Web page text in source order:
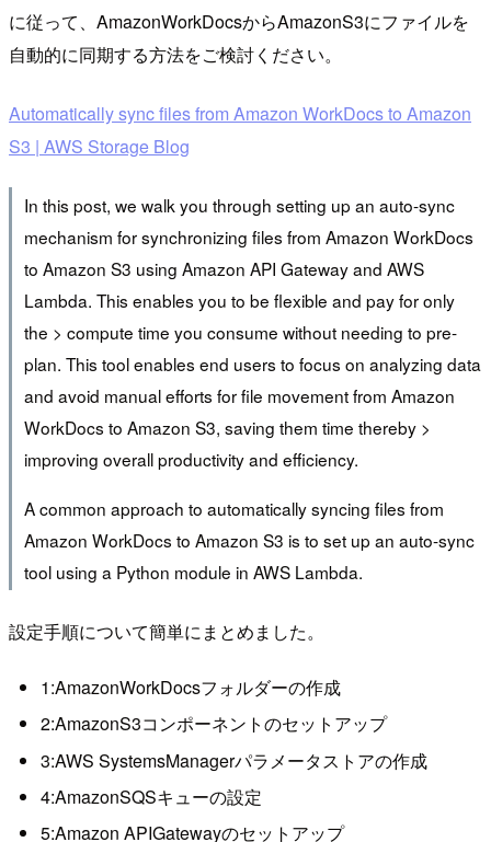
に従って、AmazonWorkDocsからAmazonS3にファイルを
自動的に同期する方法をご検討ください。
Automatically sync files from Amazon WorkDocs to Amazon
S3 | AWS Storage Blog
In this post, we walk you through setting up an auto-sync
mechanism for synchronizing files from Amazon WorkDocs
to Amazon S3 using Amazon API Gateway and AWS
Lambda. This enables you to be flexible and pay for only
the > compute time you consume without needing to pre-
plan. This tool enables end users to focus on analyzing data
and avoid manual efforts for file movement from Amazon
WorkDocs to Amazon S3, saving them time thereby >
improving overall productivity and efficiency.
A common approach to automatically syncing files from
Amazon WorkDocs to Amazon S3 is to set up an auto-sync
tool using a Python module in AWS Lambda.
設定手順について簡単にまとめました。
1:AmazonWorkDocsフォルダーの作成
2:AmazonS3コンポーネントのセットアップ
3:AWS SystemsManagerパラメータストアの作成
4:AmazonSQSキューの設定
5:Amazon APIGatewayのセットアップ